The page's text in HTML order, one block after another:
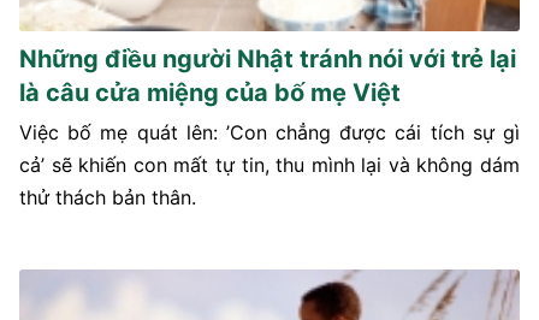
Những điều người Nhật tránh nói với trẻ lại
là câu cửa miệng của bố mẹ Việt
Việc bố mẹ quát lên: ’Con chẳng được cái tích sự gì
cả’ sẽ khiến con mất tự tin, thu mình lại và không dám
thử thách bản thân.